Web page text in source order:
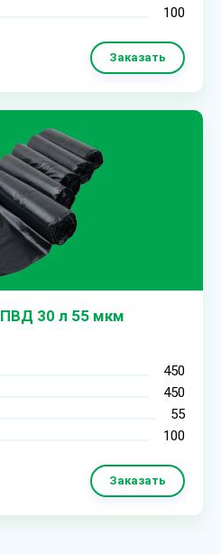
100
Заказать
30 л 55 мкм
450
450
55
100
Заказать